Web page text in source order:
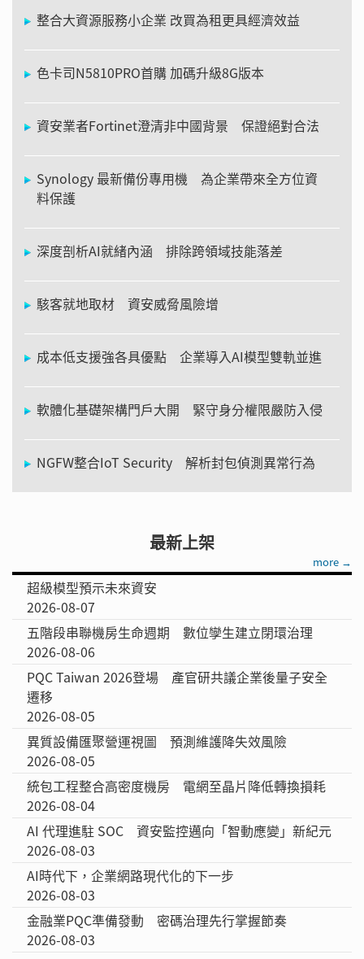
整合大資源服務小企業 改買為租更具經濟效益
色卡司N5810PRO首購 加碼升級8G版本
資安業者Fortinet澄清非中國背景 保證絕對合法
Synology 最新備份專用機 為企業帶來全方位資
料保護
深度剖析AI就緒內涵 排除跨領域技能落差
駭客就地取材 資安威脅風險增
成本低支援強各具優點 企業導入AI模型雙軌並進
軟體化基礎架構門戶大開 緊守身分權限嚴防入侵
NGFW整合IoT Security 解析封包偵測異常行為
最新上架
more →
超級模型預示未來資安
2026-08-07
五階段串聯機房生命週期 數位孿生建立閉環治理
2026-08-06
PQC Taiwan 2026登場 產官研共議企業後量子安全
遷移
2026-08-05
異質設備匯聚營運視圖 預測維護降失效風險
2026-08-05
統包工程整合高密度機房 電網至晶片降低轉換損耗
2026-08-04
AI 代理進駐 SOC 資安監控邁向「智動應變」新紀元
2026-08-03
AI時代下，企業網路現代化的下一步
2026-08-03
金融業PQC準備發動 密碼治理先行掌握節奏
2026-08-03